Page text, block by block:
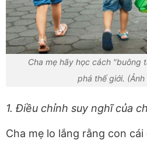
Cha mẹ hãy học cách "buông
phá thế giới. (Ảnh
1. Điều chỉnh suy nghĩ của
Cha mẹ lo lắng rằng con